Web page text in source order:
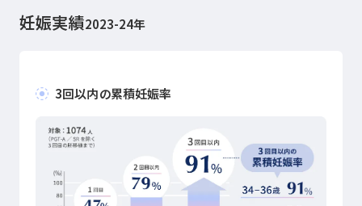
妊娠実績2023-24年
3回以内の累積妊娠率